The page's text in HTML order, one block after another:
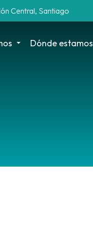
Central, Santiago
Dónde estamos